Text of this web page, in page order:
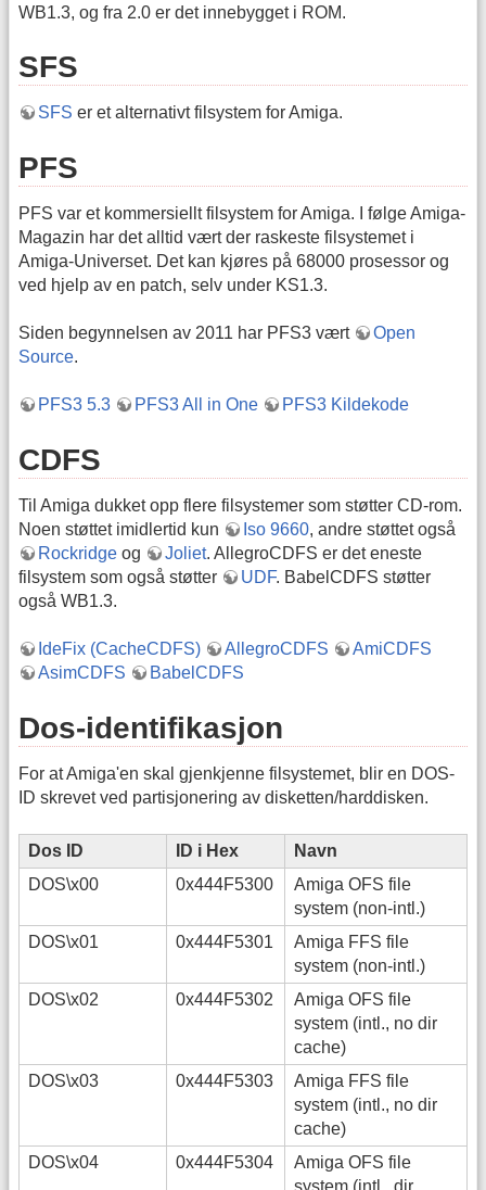
WB1.3, og fra 2.0 er det innebygget i ROM.
SFS
SFS er et alternativt filsystem for Amiga.
PFS
PFS var et kommersiellt filsystem for Amiga. I følge Amiga-
Magazin har det alltid vært der raskeste filsystemet i
Amiga-Universet. Det kan kjøres på 68000 prosessor og
ved hjelp av en patch, selv under KS1.3.
Siden begynnelsen av 2011 har PFS3 vært
Open
Source.
PFS3 5.3 PFS3 All in One PFS3 Kildekode
CDFS
Til Amiga dukket opp flere filsystemer som støtter CD-rom.
Noen støttet imidlertid kun
Iso 9660, andre støttet også
Rockridge og Joliet. AllegroCDFS er det eneste
filsystem som også støtter
UDF. BabelCDFS støtter
også WB1.3.
IdeFix (CacheCDFS) AllegroCDFS
AmiCDFS
AsimCDFS
BabelCDFS
Dos-identifikasjon
For at Amiga'en skal gjenkjenne filsystemet, blir en DOS-
ID skrevet ved partisjonering av disketten/harddisken.
Dos ID ID i Hex
Navn
DOS\x00
0x444F5300
Amiga OFS file
system (non-intl.)
DOS\x01
0x444F5301
Amiga FFS file
system (non-intl.)
DOS\x02
0x444F5302
Amiga OFS file
system (intl., no dir
cache)
DOS\x03
0x444F5303
Amiga FFS file
system (intl., no dir
cache)
DOS\x04
0x444F5304
Amiga OFS file
system (intl., dir